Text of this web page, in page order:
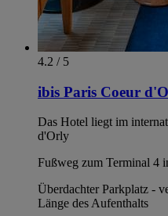
4.2 / 5
ibis Paris Coeur
Das Hotel liegt im
d'Orly
Fußweg zum Terminal 4
Überdachter Parkplatz -
Länge des Aufenthalts